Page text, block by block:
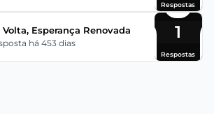
Respostas
Esperança Renovada
há 453 dias
1
Respostas